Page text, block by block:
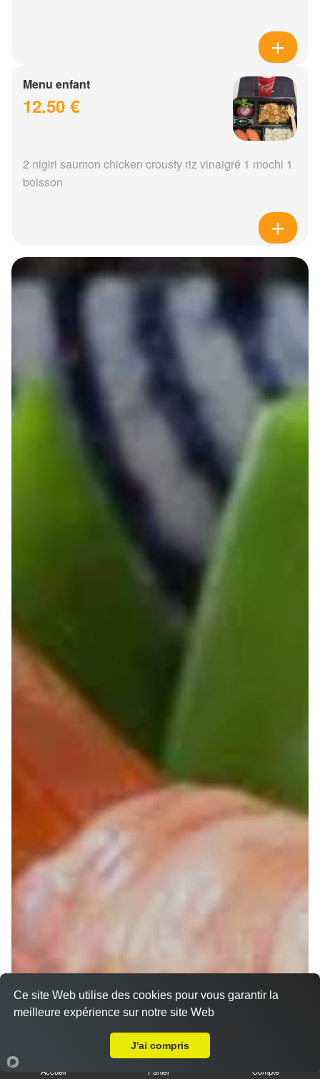
Menu enfant
12.50 €
2 nigiri saumon chicken crousty riz vinaigré 1 mochi 1
boisson
Chirashi
Accueil Panier Compte
Ce site Web utilise des cookies pour vous garantir la
meilleure expérience sur notre site Web
J'ai compris